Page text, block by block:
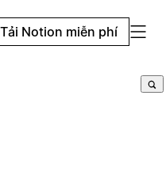
Tải Notion miễn phí